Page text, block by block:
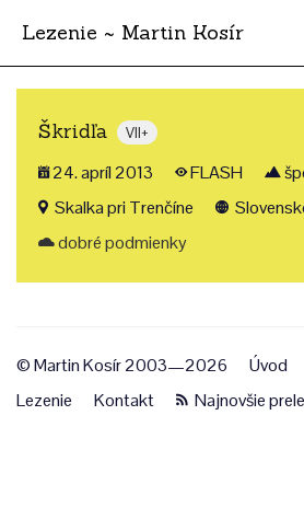
Lezenie ~ Martin Kosír
Najhodnotnejšie
Krajina
Štýl
Škridľa VII+
24. apríl 2013 FLASH
Skalka pri Trenčíne
dobré podmienky
© Martin Kosír 2003—2026 Úvod
Lezenie
Kontakt Najnovšie